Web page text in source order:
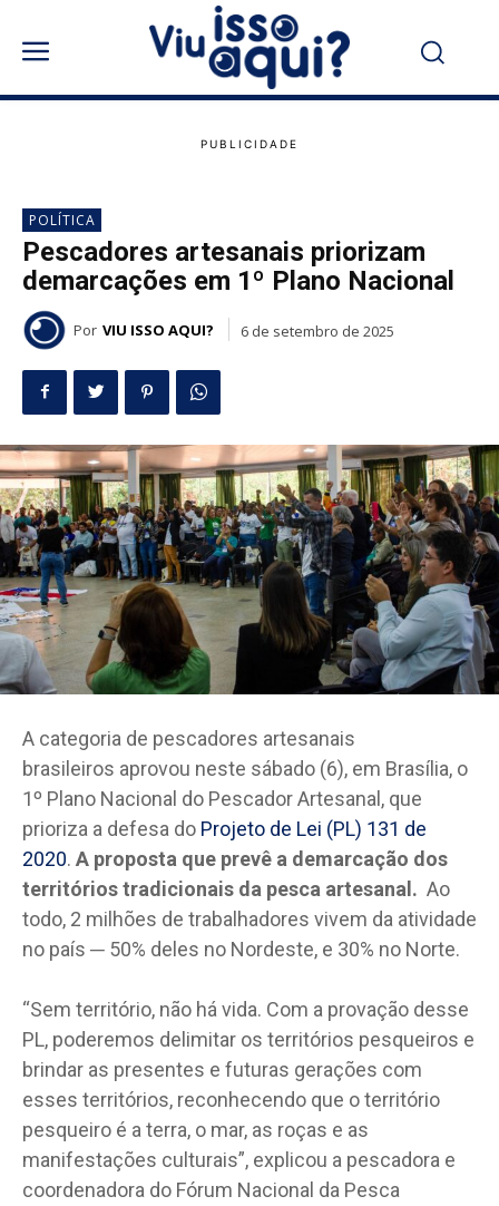
POLÍTICA
Pescadores artesanais priorizam
demarcações em 1º Plano Nacional
Por VIU ISSO AQUI? 6 de setembro de 2025
A categoria de pescadores artesanais
brasileiros aprovou neste sábado (6), em Brasília, o
1º Plano Nacional do Pescador Artesanal, que
prioriza a defesa do Projeto de Lei (PL) 131 de
2020. A proposta que prevê a demarcação dos
territórios tradicionais da pesca artesanal. Ao
todo, 2 milhões de trabalhadores vivem da atividade
no país ─ 50% deles no Nordeste, e 30% no Norte.
“Sem território, não há vida. Com a provação desse
PL, poderemos delimitar os territórios pesqueiros e
brindar as presentes e futuras gerações com
esses territórios, reconhecendo que o território
pesqueiro é a terra, o mar, as roças e as
manifestações culturais”, explicou a pescadora e
coordenadora do Fórum Nacional da Pesca